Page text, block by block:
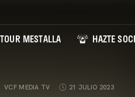
TOUR MESTALLA HAZTE
VCF MEDIA TV 21 JULIO 2023